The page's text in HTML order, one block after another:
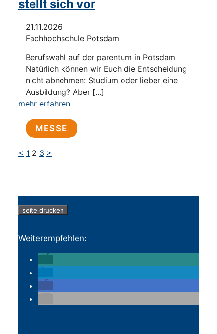
stellt sich vor
21.11.2026
Fachhochschule Potsdam
Berufswahl auf der parentum in Potsdam
Natürlich können wir Euch die Entscheidung
nicht abnehmen: Studium oder lieber eine
Ausbildung? Aber [...]
mehr erfahren
MESSE
< 1 2 3 >
seite drucken
Weiterempfehlen: